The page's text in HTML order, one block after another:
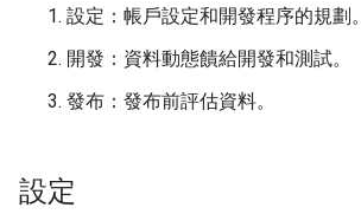
設定：帳戶設定和開發程序的規劃。
開發：資料動態饋給開發和測試。
發布：發布前評估資料。
設定